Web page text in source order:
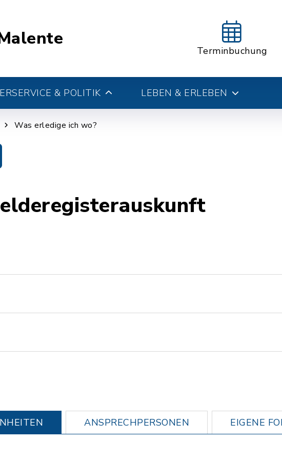
Terminbuchung
& POLITIK LEBEN & ERLEBEN
Was erledige ich wo?
ANSPRECHPERSONEN EIGENE